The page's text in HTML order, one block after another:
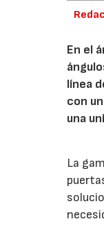
En el
línea
con
una
La